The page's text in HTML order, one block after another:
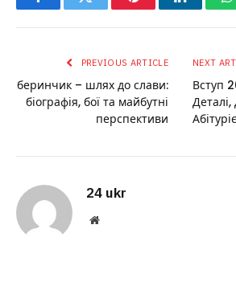
FacebookTwitter PinterestLinkedIn
PREVIOUS ARTICLE
беринчик – шлях до слави:
біографія, бої та майбутні
перспективи
NEXT
Вступ
24 ukr
Website